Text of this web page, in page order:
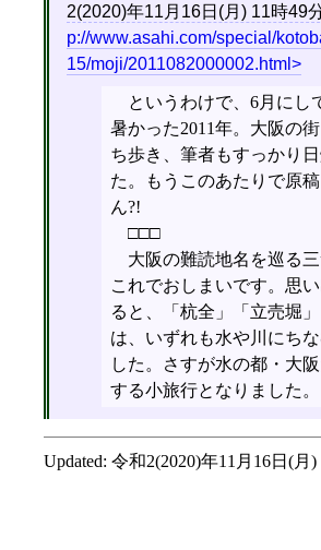
2(2020)年11月16日(月) 11時49
p://www.asahi.com/special/
15/moji/2011082000002.html
というわけで、6月にし
暑かった2011年。大阪の
ち歩き、筆者もすっかり
た。もうこのあたりで原
ん?!
□□□
大阪の難読地名を巡る
これでおしまいです。思
ると、「杭全」「立売堀」
は、いずれも水や川にち
した。さすが水の都・大
する小旅行となりました。
Updated: 令和2(2020)年11月16日(月